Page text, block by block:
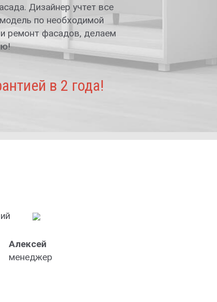
Дизайнер учтет все
по необходимой
ремонт фасадов, делаем
в 2 года!
Алексей
менеджер